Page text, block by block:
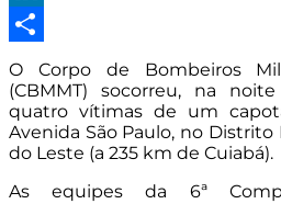
LinkedIn
Share
O Corpo de Bombeiros
(CBMMT) socorreu, na
quatro vítimas de um
Avenida São Paulo, no
do Leste (a 235 km de Cuiabá).
As equipes da 6ª